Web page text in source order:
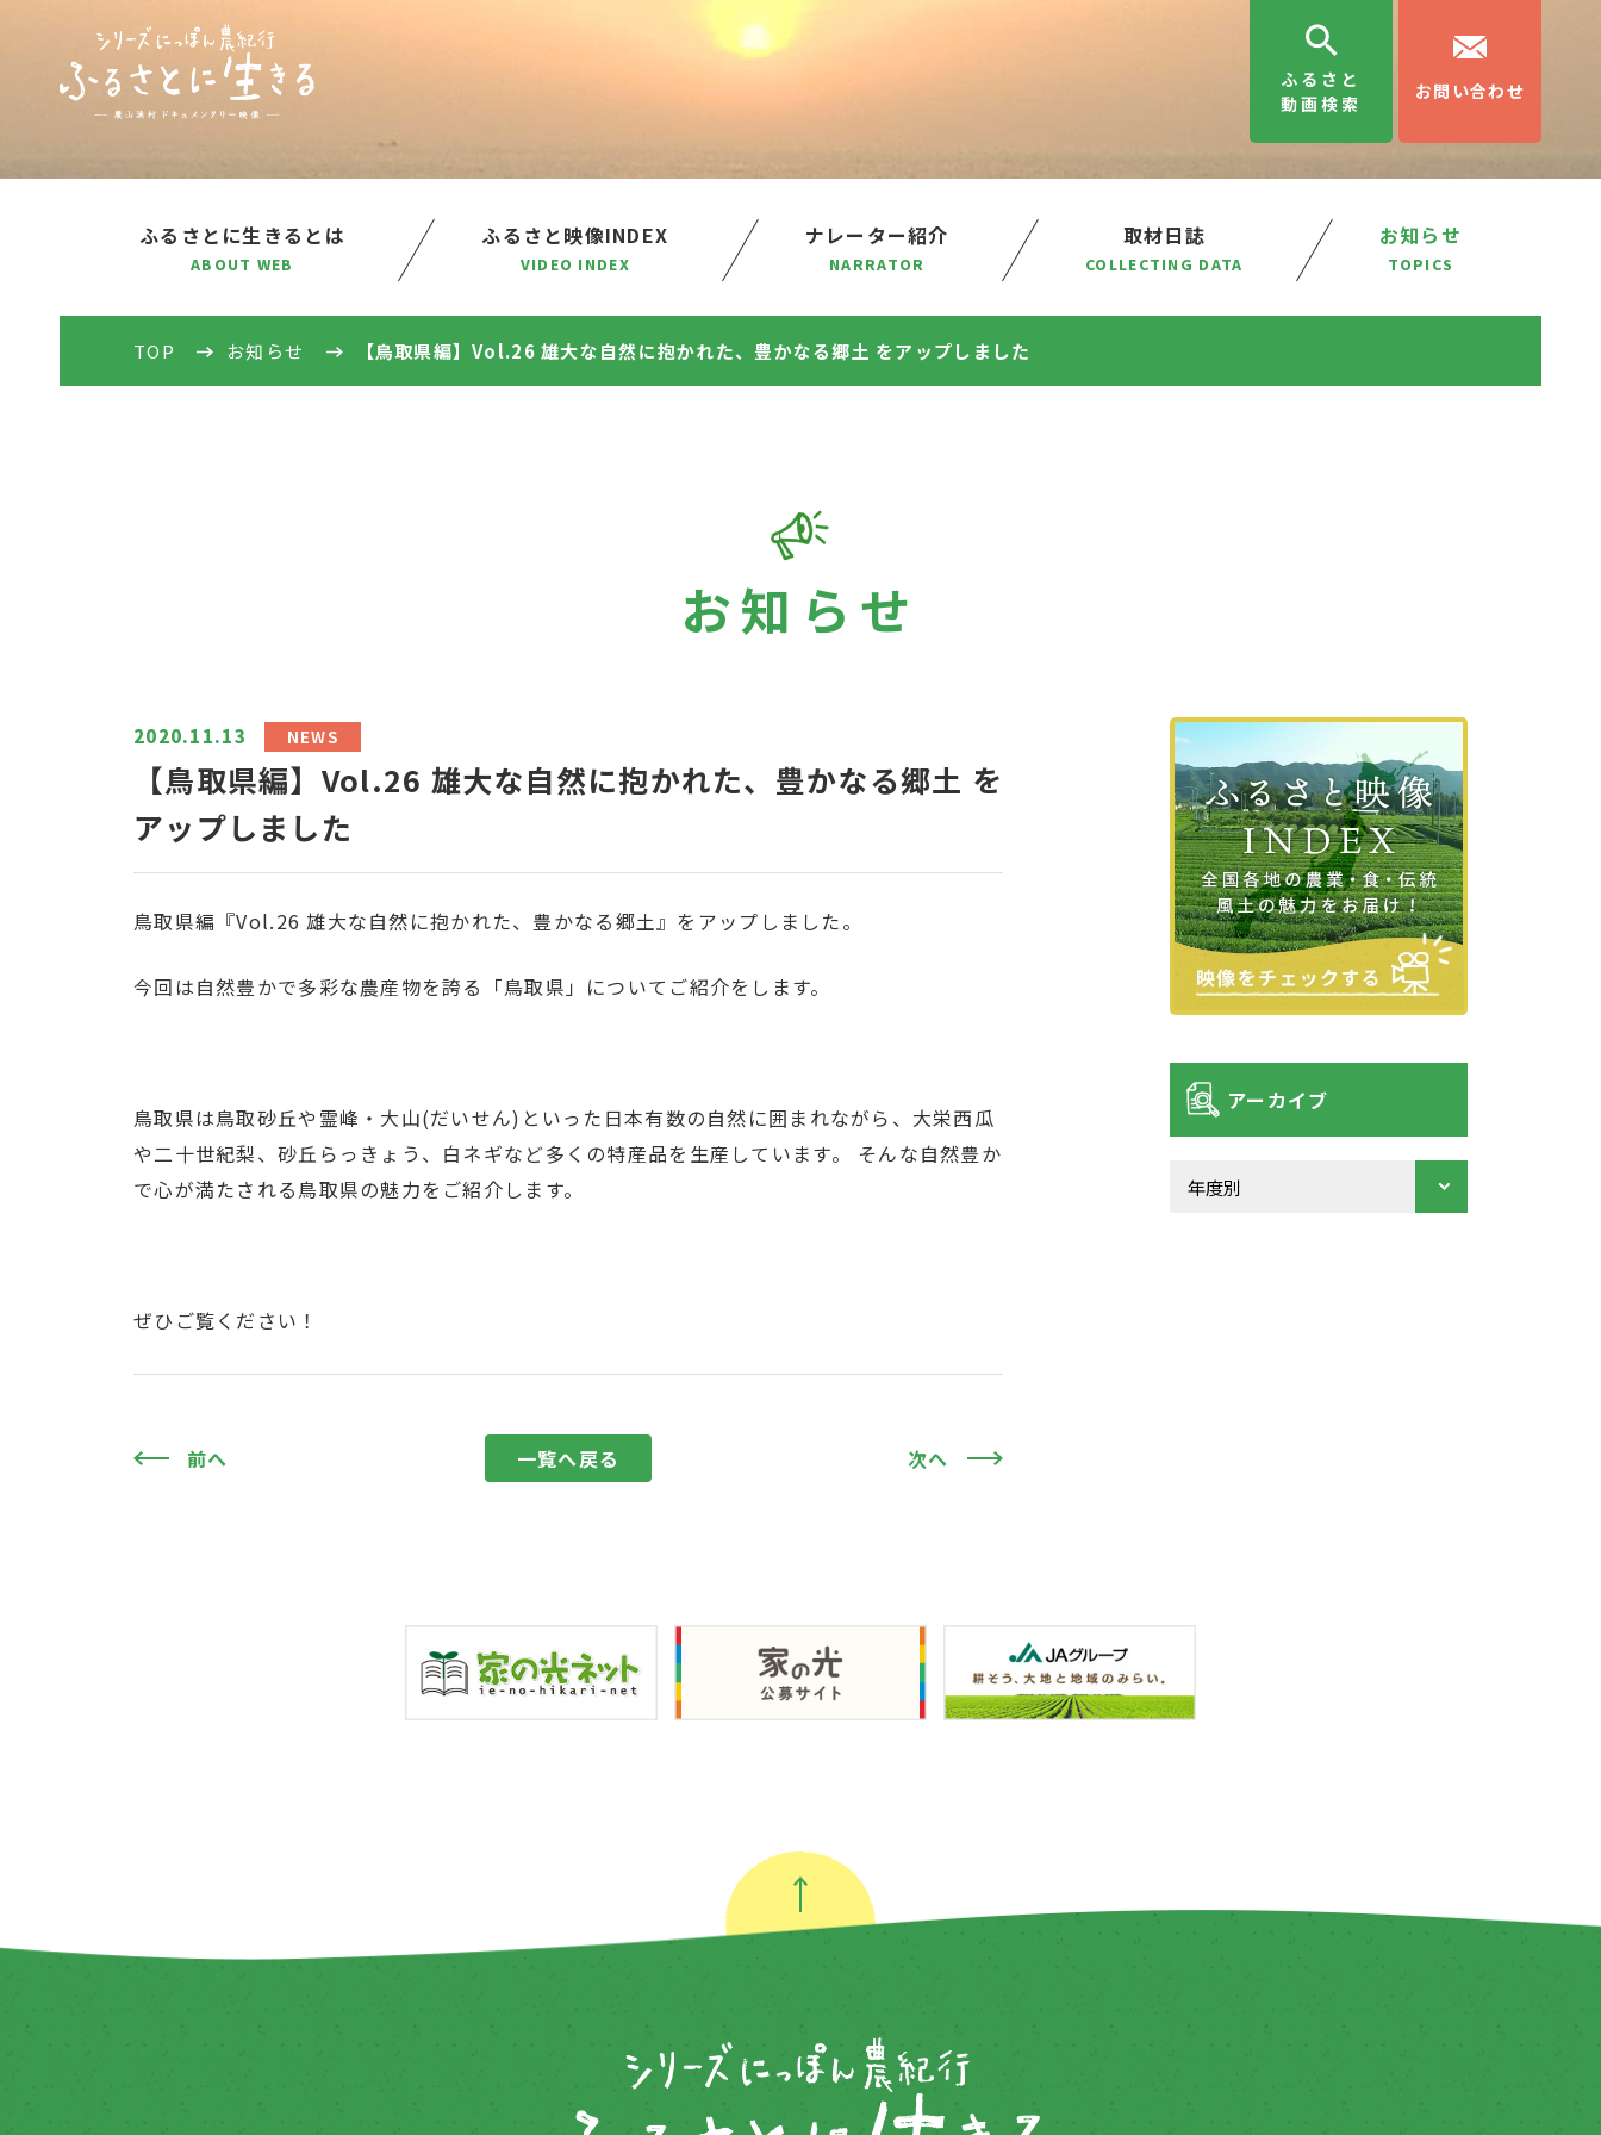
ふるさと
動画検索
お問い合わせ
ふるさとに生きるとは
ABOUT WEB
ふるさと映像INDEX
VIDEO INDEX
ナレーター紹介
NARRATOR
取材日誌
COLLECTING DATA
お知らせ
TOPICS
TOP お知らせ 【鳥取県編】Vol.26 雄大な自然に抱かれた、豊かなる郷土 をアップしました
お知らせ
2020.11.13 NEWS
【鳥取県編】Vol.26 雄大な自然に抱かれた、豊かなる郷土 を
アップしました
鳥取県編『Vol.26 雄大な自然に抱かれた、豊かなる郷土』をアップしました。
今回は自然豊かで多彩な農産物を誇る「鳥取県」についてご紹介をします。
鳥取県は鳥取砂丘や霊峰・大山(だいせん)といった日本有数の自然に囲まれながら、大栄西瓜
や二十世紀梨、砂丘らっきょう、白ネギなど多くの特産品を生産しています。 そんな自然豊か
で心が満たされる鳥取県の魅力をご紹介します。
ぜひご覧ください！
前へ 一覧へ戻る 次へ
アーカイブ